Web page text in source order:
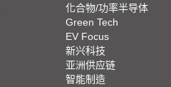
化合物/功率半导体
Green Tech
EV Focus
新兴科技
亚洲供应链
智能制造